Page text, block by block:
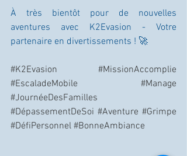
À très bientôt pour de nouvelles
aventures avec K2Evasion - Votre
partenaire en divertissements ! 🚀
#K2Evasion
#MissionAccomplie
#EscaladeMobile
#Manage
#JournéeDesFamilles
#DépassementDeSoi #Aventure #Grimpe
#DéfiPersonnel #BonneAmbiance